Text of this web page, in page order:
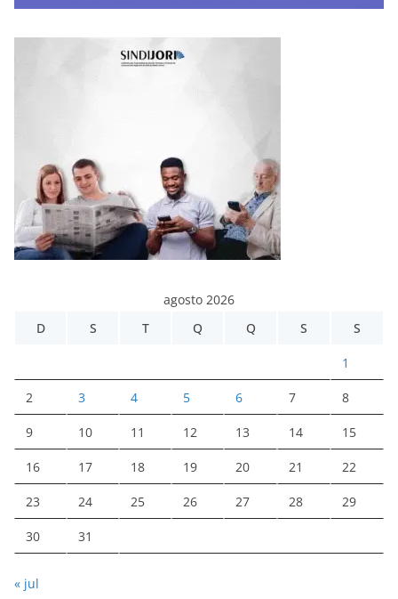
agosto 2026
D
S T Q Q S S
1
2 3 4 5 6 7 8
9 10 11 12 13 14 15
16 17 18 19 20 21 22
23 24 25 26 27 28 29
30 31
« jul